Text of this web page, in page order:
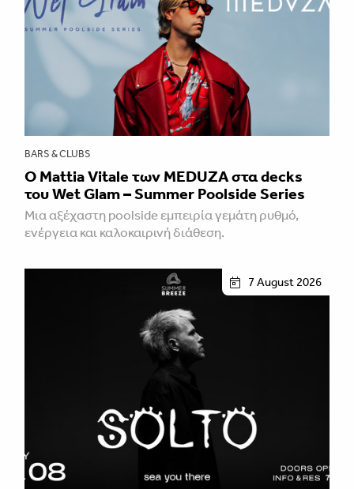
BARS & CLUBS
Ο Mattia Vitale των MEDUZA στα decks
του Wet Glam – Summer Poolside Series
Mια αξέχαστη poolside εμπειρία γεμάτη ρυθμό,
ενέργεια και καλοκαιρινή διάθεση.
7 August 2026